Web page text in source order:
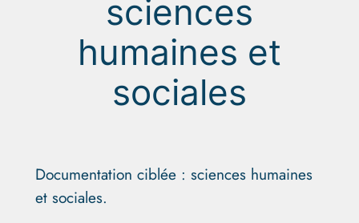
sciences
humaines et
sociales
Documentation ciblée : sciences humaines
et sociales.